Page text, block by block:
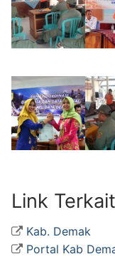
Link Terkait
Kab. Demak
Portal Kab